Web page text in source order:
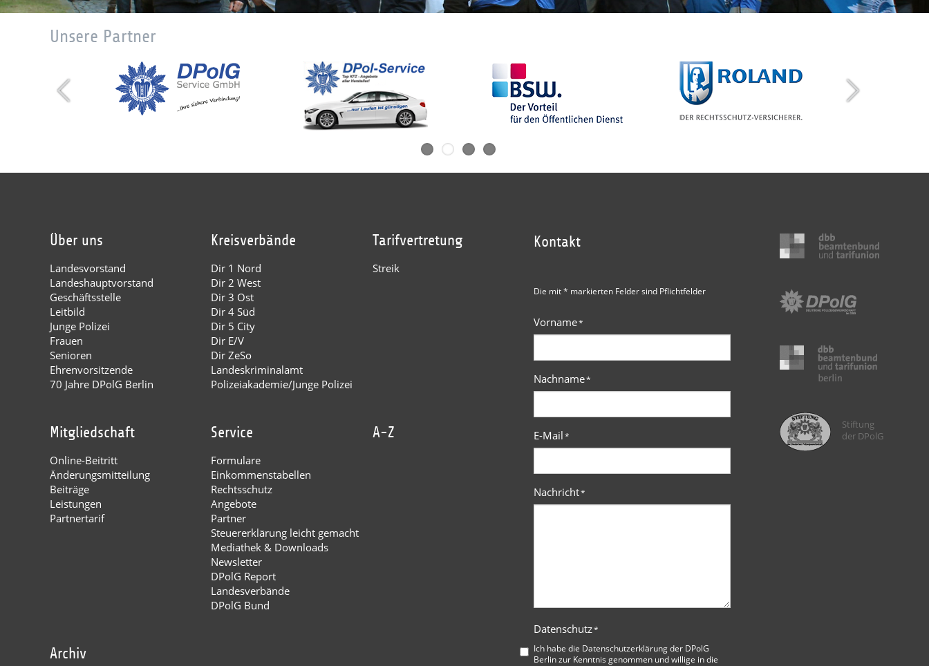
Unsere Partner
Über uns
Landesvorstand
Landeshauptvorstand
Geschäftsstelle
Leitbild
Junge Polizei
Frauen
Senioren
Ehrenvorsitzende
70 Jahre DPolG Berlin
Kreisverbände
Dir 1 Nord
Dir 2 West
Dir 3 Ost
Dir 4 Süd
Dir 5 City
Dir E/V
Dir ZeSo
Landeskriminalamt
Polizeiakademie/Junge Polizei
Tarifvertretung
Streik
Mitgliedschaft
Online-Beitritt
Änderungsmitteilung
Beiträge
Leistungen
Partnertarif
Service
Formulare
Einkommenstabellen
Rechtsschutz
Angebote
Partner
Steuererklärung leicht gemacht
Mediathek & Downloads
Newsletter
DPolG Report
Landesverbände
DPolG Bund
A-Z
Archiv
Kontakt
Die mit * markierten Felder sind Pflichtfelder
Vorname*
Nachname*
E-Mail*
Nachricht*
Datenschutz*
Ich habe die Datenschutzerklärung der DPolG
Berlinzur Kenntnis genommen und willige in die
Stiftung
der DPolG